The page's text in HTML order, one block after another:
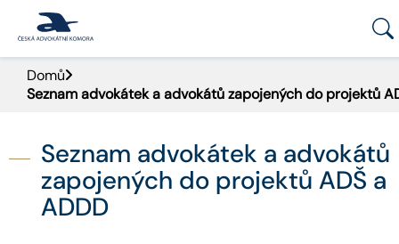
PORTÁL ČAK
DOKUMENTY A FORMULÁŘE
Domů
Seznam advokátek a advokátů zapojených do projektů
Seznam advokátek a advokátů
zapojených do projektů ADŠ a
ADDD